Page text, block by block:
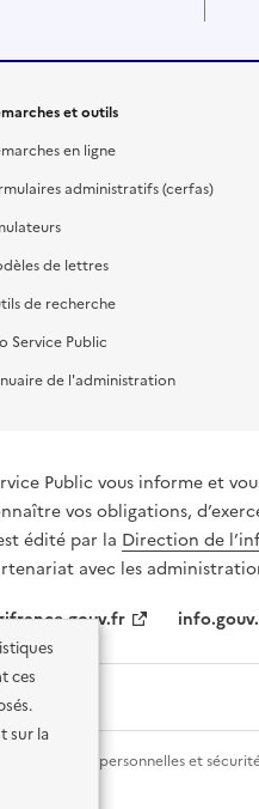
ces
sur la
et outils
en ligne
administratifs (cerfas)
de lettres
de recherche
Service Public
de l'administration
Public vous informe et
vos obligations,
édité par la Direction de
avec les
Données personnelles et